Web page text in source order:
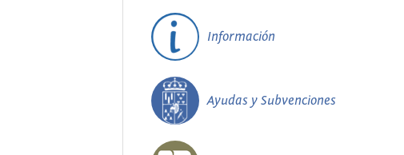
Información
Ayudas y Subvenciones